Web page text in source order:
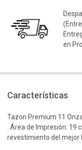
en
Características
Tazon Premium 11
. Área de Impresión: 19
revestimiento del mejor